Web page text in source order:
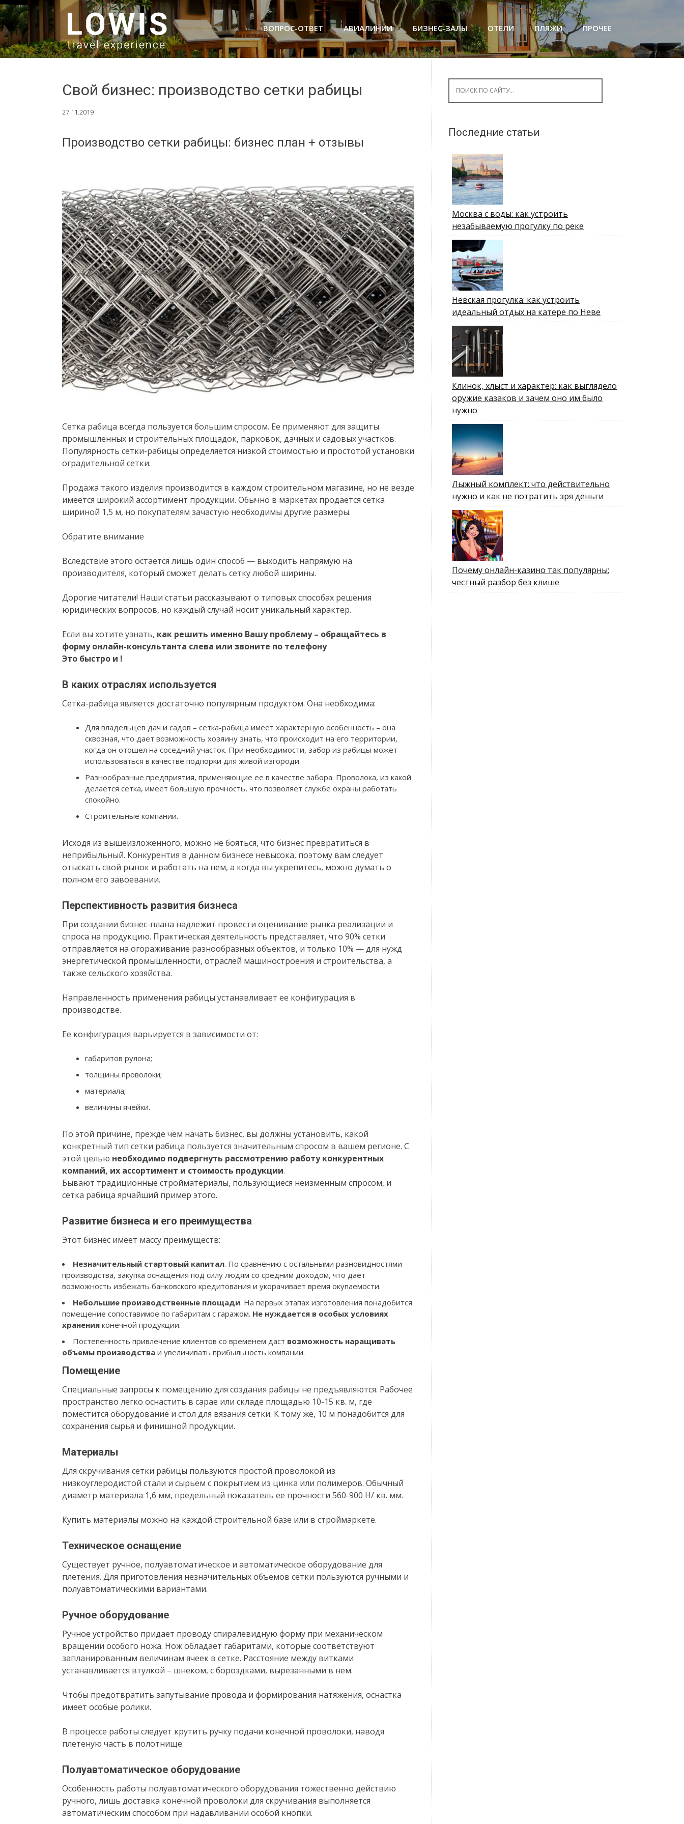
SKIP TO CONTENT ПРОЧЕЕ
ПЛЯЖИ
ОТЕЛИ
БИЗНЕС-ЗАЛЫ
АВИАЛИНИИ
ВОПРОС-ОТВЕТ
Свой бизнес: производство сетки рабицы
27.11.2019
Производство сетки рабицы: бизнес план + отзывы
Сетка рабица всегда пользуется большим спросом. Ее применяют для защиты
промышленных и строительных площадок, парковок, дачных и садовых участков.
Популярность сетки-рабицы определяется низкой стоимостью и простотой установки
оградительной сетки.
Продажа такого изделия производится в каждом строительном магазине, но не везде
имеется широкий ассортимент продукции. Обычно в маркетах продается сетка
шириной 1,5 м, но покупателям зачастую необходимы другие размеры.
Обратите внимание
Вследствие этого остается лишь один способ — выходить напрямую на
производителя, который сможет делать сетку любой ширины.
Дорогие читатели! Наши статьи рассказывают о типовых способах решения
юридических вопросов, но каждый случай носит уникальный характер.
Если вы хотите узнать, как решить именно Вашу проблему – обращайтесь в
форму онлайн-консультанта слева или звоните по телефону
Это быстро и !
В каких отраслях используется
Сетка-рабица является достаточно популярным продуктом. Она необходима:
Для владельцев дач и садов – сетка-рабица имеет характерную особенность – она
сквозная, что дает возможность хозяину знать, что происходит на его территории,
когда он отошел на соседний участок. При необходимости, забор из рабицы может
использоваться в качестве подпорки для живой изгороди.
Разнообразные предприятия, применяющие ее в качестве забора. Проволока, из какой
делается сетка, имеет большую прочность, что позволяет службе охраны работать
спокойно.
Строительные компании.
Исходя из вышеизложенного, можно не бояться, что бизнес превратиться в
неприбыльный. Конкурентия в данном бизнесе невысока, поэтому вам следует
отыскать свой рынок и работать на нем, а когда вы укрепитесь, можно думать о
полном его завоевании.
Перспективность развития бизнеса
При создании бизнес-плана надлежит провести оценивание рынка реализации и
спроса на продукцию. Практическая деятельность представляет, что 90% сетки
отправляется на огораживание разнообразных объектов, и только 10% — для нужд
энергетической промышленности, отраслей машиностроения и строительства, а
также сельского хозяйства.
Направленность применения рабицы устанавливает ее конфигурация в
производстве.
Ее конфигурация варьируется в зависимости от:
габаритов рулона;
толщины проволоки;
материала;
величины ячейки.
По этой причине, прежде чем начать бизнес, вы должны установить, какой
конкретный тип сетки рабица пользуется значительным спросом в вашем регионе. С
этой целью необходимо подвергнуть рассмотрению работу конкурентных
компаний, их ассортимент и стоимость продукции.
Бывают традиционные стройматериалы, пользующиеся неизменным спросом, и
сетка рабица ярчайший пример этого.
Развитие бизнеса и его преимущества
Этот бизнес имеет массу преимуществ:
Незначительный стартовый капитал. По сравнению с остальными разновидностями
производства, закупка оснащения под силу людям со средним доходом, что дает
возможность избежать банковского кредитования и укорачивает время окупаемости.
Небольшие производственные площади. На первых этапах изготовления понадобится
помещение сопоставимое по габаритам с гаражом. Не нуждается в особых условиях
хранения конечной продукции.
Постепенность привлечение клиентов со временем даст возможность наращивать
объемы производства и увеличивать прибыльность компании.
Помещение
Специальные запросы к помещению для создания рабицы не предъявляются. Рабочее
пространство легко оснастить в сарае или складе площадью 10-15 кв. м, где
поместится оборудование и стол для вязания сетки. К тому же, 10 м понадобится для
сохранения сырья и финишной продукции.
Материалы
Для скручивания сетки рабицы пользуются простой проволокой из
низкоуглеродистой стали и сырьем с покрытием из цинка или полимеров. Обычный
диаметр материала 1,6 мм, предельный показатель ее прочности 560-900 Н/ кв. мм.
Купить материалы можно на каждой строительной базе или в строймаркете.
Техническое оснащение
Существует ручное, полуавтоматическое и автоматическое оборудование для
плетения. Для приготовления незначительных объемов сетки пользуются ручными и
полуавтоматическими вариантами.
Ручное оборудование
Ручное устройство придает проводу спиралевидную форму при механическом
вращении особого ножа. Нож обладает габаритами, которые соответствуют
запланированным величинам ячеек в сетке. Расстояние между витками
устанавливается втулкой – шнеком, с бороздками, вырезанными в нем.
Чтобы предотвратить запутывание провода и формирования натяжения, оснастка
имеет особые ролики.
В процессе работы следует крутить ручку подачи конечной проволоки, наводя
плетеную часть в полотнище.
Полуавтоматическое оборудование
Особенность работы полуавтоматического оборудования тожественно действию
ручного, лишь доставка конечной проволоки для скручивания выполняется
автоматическим способом при надавливании особой кнопки.
Последние статьи
Москва с воды: как устроить
незабываемую прогулку по реке
Невская прогулка: как устроить
идеальный отдых на катере по Неве
Клинок, хлыст и характер: как выглядело
оружие казаков и зачем оно им было
нужно
Лыжный комплект: что действительно
нужно и как не потратить зря деньги
Почему онлайн-казино так популярны:
честный разбор без клише